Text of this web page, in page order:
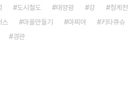
도시철도 태양광 강 청계천
스 마을만들기 마찌야 키타큐슈
경관